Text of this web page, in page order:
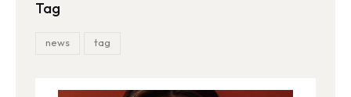
Tag
news tag